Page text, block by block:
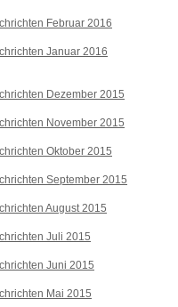
Februar 2016
Januar 2016
Dezember 2015
November 2015
Oktober 2015
September 2015
August 2015
Juli 2015
Juni 2015
Mai 2015